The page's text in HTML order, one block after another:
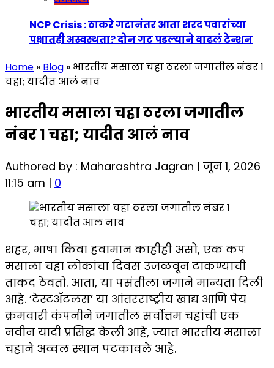
NCP Crisis : ठाकरे गटानंतर आता शरद पवारांच्या
पक्षातही अस्वस्थता? दोन गट पडल्याने वाढलं टेन्शन
Home » Blog » भारतीय मसाला चहा ठरला जगातील नंबर 1
चहा; यादीत आलं नाव
भारतीय मसाला चहा ठरला जगातील
नंबर 1 चहा; यादीत आलं नाव
Authored by : Maharashtra Jagran | जून 1, 2026
11:15 am | 0
शहर, भाषा किंवा हवामान काहीही असो, एक कप
मसाला चहा लोकांचा दिवस उजळवून टाकण्याची
ताकद ठेवतो. आता, या पसंतीला जगाने मान्यता दिली
आहे. ‘टेस्टॲटलस’ या आंतरराष्ट्रीय खाद्य आणि पेय
क्रमवारी कंपनीने जगातील सर्वोत्तम चहांची एक
नवीन यादी प्रसिद्ध केली आहे, ज्यात भारतीय मसाला
चहाने अव्वल स्थान पटकावले आहे.